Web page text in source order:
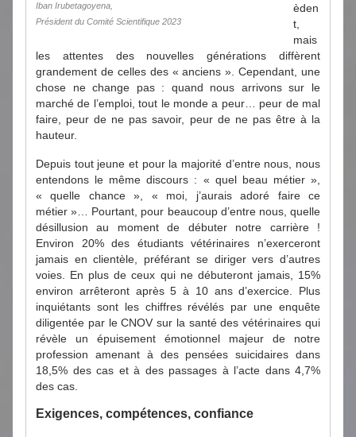
Iban Irubetagoyena,
Président du Comité Scientifique 2023
èden
t,
mais
les attentes des nouvelles générations diffèrent
grandement de celles des « anciens ». Cependant, une
chose ne change pas : quand nous arrivons sur le
marché de l’emploi, tout le monde a peur… peur de mal
faire, peur de ne pas savoir, peur de ne pas être à la
hauteur.
Depuis tout jeune et pour la majorité d’entre nous, nous
entendons le même discours : « quel beau métier »,
« quelle chance », « moi, j’aurais adoré faire ce
métier »… Pourtant, pour beaucoup d’entre nous, quelle
désillusion au moment de débuter notre carrière !
Environ 20% des étudiants vétérinaires n’exerceront
jamais en clientèle, préférant se diriger vers d’autres
voies. En plus de ceux qui ne débuteront jamais, 15%
environ arrêteront après 5 à 10 ans d’exercice. Plus
inquiétants sont les chiffres révélés par une enquête
diligentée par le CNOV sur la santé des vétérinaires qui
révèle un épuisement émotionnel majeur de notre
profession amenant à des pensées suicidaires dans
18,5% des cas et à des passages à l’acte dans 4,7%
des cas.
Exigences, compétences, confiance